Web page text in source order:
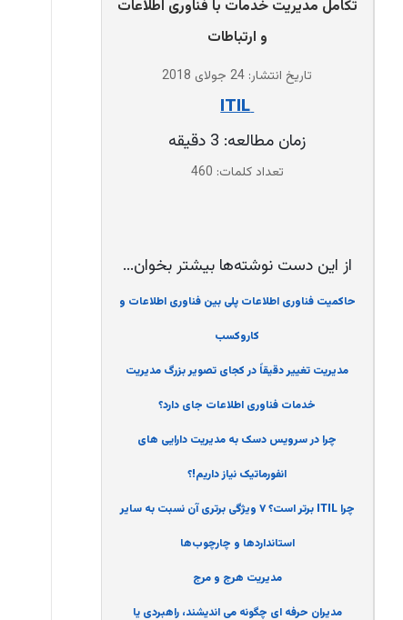
تکامل مدیریت خدمات با فناوری اطلاعات
و ارتباطات
تاریخ انتشار: 24 جولای 2018
‌ ITIL
زمان مطالعه: 3 دقیقه
تعداد کلمات: 460
از این دست نوشته‌ها بیشتر بخوان...
حاکمیت فناوری اطلاعات پلی بین فناوری اطلاعات و
کاروکسب
مدیریت تغییر دقیقاً در کجای تصویر بزرگ مدیریت
خدمات فناوری اطلاعات جای دارد؟
چرا در سرویس دسک به مدیریت دارایی های
انفورماتیک نیاز داریم!؟
چرا ITIL برتر است؟ ۷ ویژگی برتری آن نسبت به سایر
استانداردها و چارچوب‌ها
مدیریت هرج و مرج
مدیران حرفه ای چگونه می اندیشند، راهبردی یا